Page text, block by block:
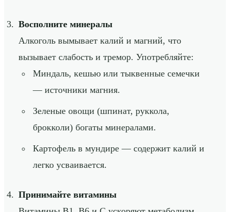
Восполните минералы
Алкоголь вымывает калий и магний, что
вызывает слабость и тремор. Употребляйте:
Миндаль, кешью или тыквенные семечки
— источники магния.
Зеленые овощи (шпинат, руккола,
брокколи) богаты минералами.
Картофель в мундире — содержит калий и
легко усваивается.
Принимайте витамины